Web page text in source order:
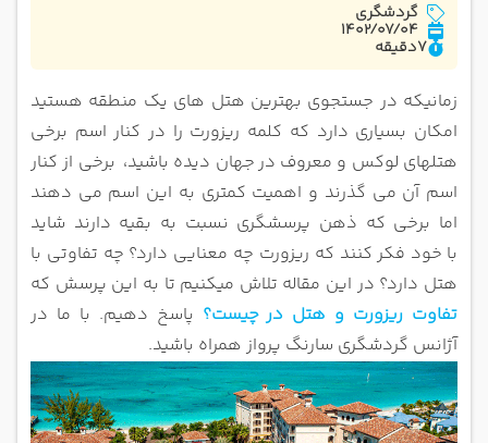
گردشگری
1402/07/04
7دقیقه
زمانیکه در جستجوی بهترین هتل های یک منطقه هستید
امکان بسیاری دارد که کلمه ریزورت را در کنار اسم برخی
هتلهای لوکس و معروف درجهان دیده باشید، برخی از کنار
اسم آن می گذرند و اهمیت کمتری به این اسم می دهند
اما برخی که ذهن پرسشگری نسبت به بقیه دارند شاید
با خود فکر کنند که ریزورت چه معنایی دارد؟ چه تفاوتی با
هتل دارد؟ در این مقاله تلاش میکنیم تا به این پرسش که
تفاوت ریزورت و هتل درچیست؟ پاسخ دهیم. با ما در
آژانس گردشگری سارنگ پرواز همراه باشید.